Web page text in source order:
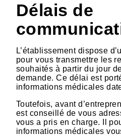
Délais de
L’établissement dispose
pour vous transmettre les
souhaités à partir du jour
demande. Ce délai est
informations médicales
Toutefois, avant
est conseillé de vous
vous a pris en charge. Il
informations médicales